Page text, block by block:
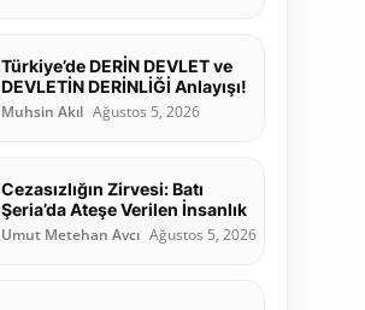
Türkiye’de DERİN DEVLET ve
DEVLETİN DERİNLİĞİ Anlayışı!
Muhsin Akıl Ağustos 5, 2026
Cezasızlığın Zirvesi: Batı
Şeria’da Ateşe Verilen İnsanlık
Umut Metehan Avcı Ağustos 5, 2026